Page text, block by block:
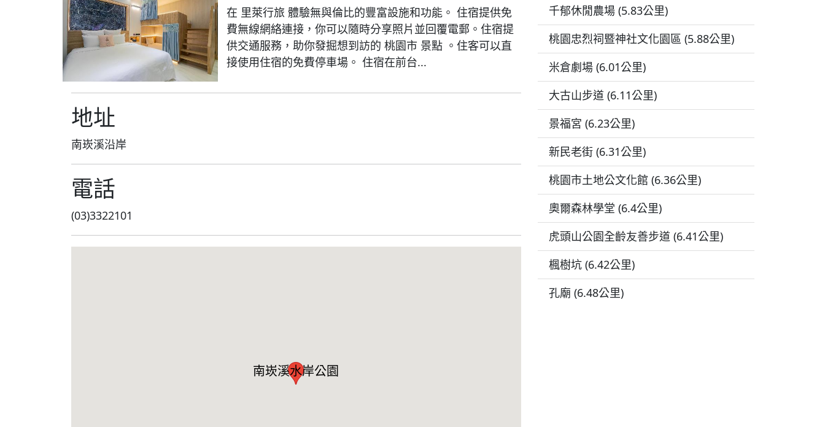
在 里萊行旅 體驗無與倫比的豐富設施和功能。 住宿提供免
費無線網絡連接，你可以隨時分享照片並回覆電郵。住宿提
供交通服務，助你發掘想到訪的 桃園市 景點 。住客可以直
接使用住宿的免費停車場。 住宿在前台...
地址
南崁溪沿岸
電話
(03)3322101
南崁溪水岸公園
千郁休閒農場 (5.83公里)
桃園忠烈祠暨神社文化園區 (5.88公里)
米倉劇場 (6.01公里)
大古山步道 (6.11公里)
景福宮 (6.23公里)
新民老街 (6.31公里)
桃園市土地公文化館 (6.36公里)
奧爾森林學堂 (6.4公里)
虎頭山公園全齡友善步道 (6.41公里)
楓樹坑 (6.42公里)
孔廟 (6.48公里)